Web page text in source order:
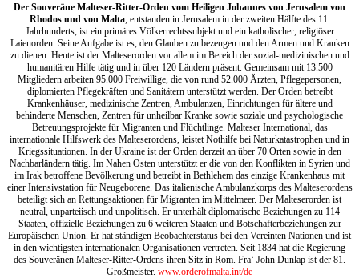
Der Souveräne Malteser-Ritter-Orden vom Heiligen Johannes von Jerusalem von
Rhodos und von Malta, entstanden in Jerusalem in der zweiten Hälfte des 11.
Jahrhunderts, ist ein primäres Völkerrechtssubjekt und ein katholischer, religiöser
Laienorden. Seine Aufgabe ist es, den Glauben zu bezeugen und den Armen und Kranken
zu dienen. Heute ist der Malteserorden vor allem im Bereich der sozial-medizinischen und
humanitären Hilfe tätig und in über 120 Ländern präsent. Gemeinsam mit 13.500
Mitgliedern arbeiten 95.000 Freiwillige, die von rund 52.000 Ärzten, Pflegepersonen,
diplomierten Pflegekräften und Sanitätern unterstützt werden. Der Orden betreibt
Krankenhäuser, medizinische Zentren, Ambulanzen, Einrichtungen für ältere und
behinderte Menschen, Zentren für unheilbar Kranke sowie soziale und psychologische
Betreuungsprojekte für Migranten und Flüchtlinge. Malteser International, das
internationale Hilfswerk des Malteserordens, leistet Nothilfe bei Naturkatastrophen und in
Kriegssituationen. In der Ukraine ist der Orden derzeit an über 70 Orten sowie in den
Nachbarländern tätig. Im Nahen Osten unterstützt er die von den Konflikten in Syrien und
im Irak betroffene Bevölkerung und betreibt in Bethlehem das einzige Krankenhaus mit
einer Intensivstation für Neugeborene. Das italienische Ambulanzkorps des Malteserordens
beteiligt sich an Rettungsaktionen für Migranten im Mittelmeer. Der Malteserorden ist
neutral, unparteiisch und unpolitisch. Er unterhält diplomatische Beziehungen zu 114
Staaten, offizielle Beziehungen zu 6 weiteren Staaten und Botschafterbeziehungen zur
Europäischen Union. Er hat ständigen Beobachterstatus bei den Vereinten Nationen und ist
in den wichtigsten internationalen Organisationen vertreten. Seit 1834 hat die Regierung
des Souveränen Malteser-Ritter-Ordens ihren Sitz in Rom. Fra‘ John Dunlap ist der 81.
Großmeister. www.orderofmalta.int/de